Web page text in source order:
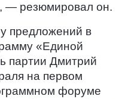
— резюмировал он.
предложений в
«Единой
партии Дмитрий
на первом
форуме